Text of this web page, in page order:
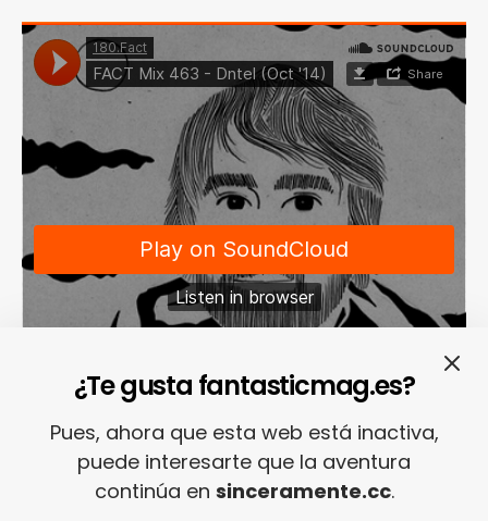
¿Te gusta fantasticmag.es?
Pues, ahora que esta web está inactiva,
puede interesarte que la aventura
continúa en sinceramente.cc.